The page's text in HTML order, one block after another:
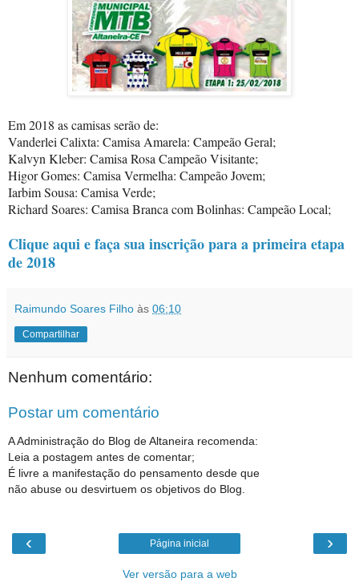
Em 2018 as camisas serão de:
Vanderlei Calixta: Camisa Amarela: Campeão Geral;
Kalvyn Kleber: Camisa Rosa Campeão Visitante;
Higor Gomes: Camisa Vermelha: Campeão Jovem;
Iarbim Sousa: Camisa Verde;
Richard Soares: Camisa Branca com Bolinhas: Campeão Local;
Clique aqui e faça sua inscrição para a primeira etapa
de 2018
Raimundo Soares Filho às 06:10
Compartilhar
Nenhum comentário:
Postar um comentário
A Administração do Blog de Altaneira recomenda:
Leia a postagem antes de comentar;
É livre a manifestação do pensamento desde que
não abuse ou desvirtuem os objetivos do Blog.
‹ ›
Página inicial
Ver versão para a web